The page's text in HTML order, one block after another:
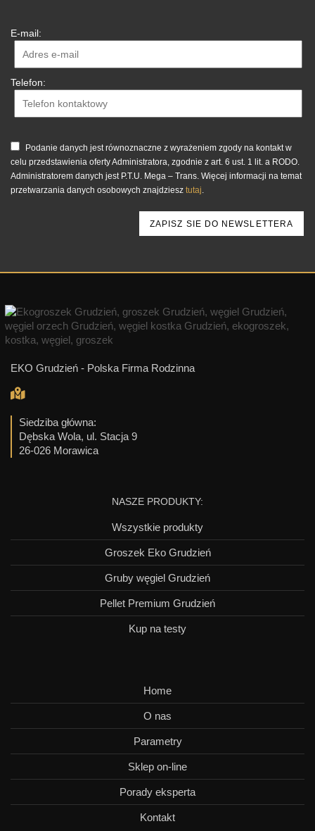
E-mail:
Telefon:
Podanie danych jest równoznaczne z wyrażeniem zgody na kontakt w
celu przedstawienia oferty Administratora, zgodnie z art. 6 ust. 1 lit. a RODO.
Administratorem danych jest P.T.U. Mega – Trans. Więcej informacji na temat
przetwarzania danych osobowych znajdziesz tutaj.
EKO Grudzień - Polska Firma Rodzinna
Siedziba główna:
Dębska Wola, ul. Stacja 9
26-026 Morawica
NASZE PRODUKTY:
Wszystkie produkty
Groszek Eko Grudzień
Gruby węgiel Grudzień
Pellet Premium Grudzień
Kup na testy
Home
O nas
Parametry
Sklep on-line
Porady eksperta
Kontakt